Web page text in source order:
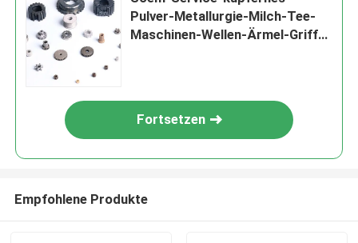
Pulver-Metallurgie-Milch-Tee-
Maschinen-Wellen-Ärmel-Griff-
Fortsetzen
Empfohlene Produkte